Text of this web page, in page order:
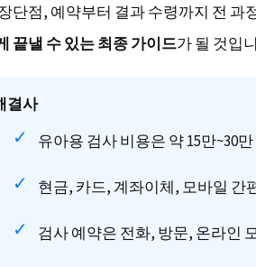
단점, 예약부터 결과 수령까지 전 과
끝낼 수 있는 최종 가이드가 될 것입
결사
유아용 검사 비용은 약 15만~30
현금, 카드, 계좌이체, 모바일 간
검사 예약은 전화, 방문, 온라인